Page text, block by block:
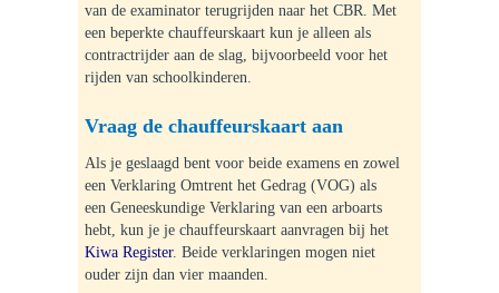
van de examinator terugrijden naar het CBR. Met
een beperkte chauffeurskaart kun je alleen als
contractrijder aan de slag, bijvoorbeeld voor het
rijden van schoolkinderen.
Vraag de chauffeurskaart aan
Als je geslaagd bent voor beide examens en zowel
een Verklaring Omtrent het Gedrag (VOG) als
een Geneeskundige Verklaring van een arboarts
hebt, kun je je chauffeurskaart aanvragen bij het
Kiwa Register. Beide verklaringen mogen niet
ouder zijn dan vier maanden.
Privacy verklaring
Links